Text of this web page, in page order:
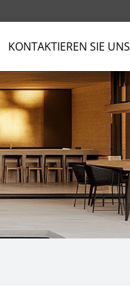
KONTAKTIEREN SIE UNS